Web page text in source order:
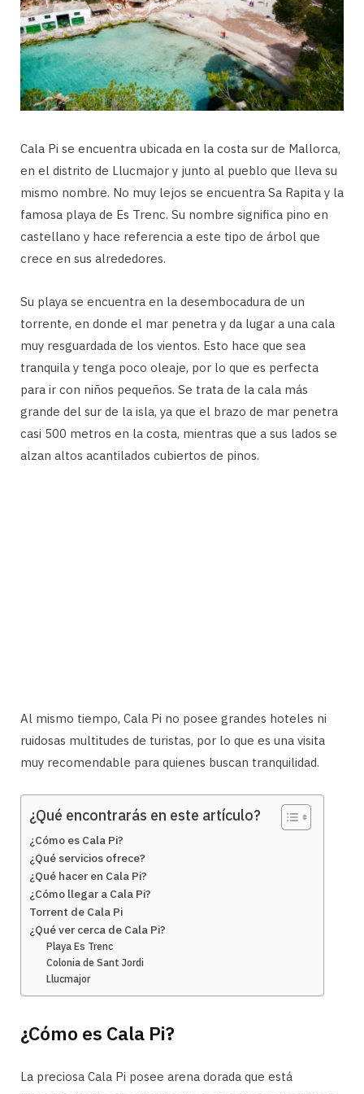
Cala Pi se encuentra ubicada en la costa sur de Mallorca,
en el distrito de Llucmajor y junto al pueblo que lleva su
mismo nombre. No muy lejos se encuentra Sa Rapita y la
famosa playa de Es Trenc. Su nombre significa pino en
castellano y hace referencia a este tipo de árbol que
crece en sus alrededores.
Su playa se encuentra en la desembocadura de un
torrente, en donde el mar penetra y da lugar a una cala
muy resguardada de los vientos. Esto hace que sea
tranquila y tenga poco oleaje, por lo que es perfecta
para ir con niños pequeños. Se trata de la cala más
grande del sur de la isla, ya que el brazo de mar penetra
casi 500 metros en la costa, mientras que a sus lados se
alzan altos acantilados cubiertos de pinos.
Al mismo tiempo, Cala Pi no posee grandes hoteles ni
ruidosas multitudes de turistas, por lo que es una visita
muy recomendable para quienes buscan tranquilidad.
¿Qué encontrarás en este artículo?
¿Cómo es Cala Pi?
¿Qué servicios ofrece?
¿Qué hacer en Cala Pi?
¿Cómo llegar a Cala Pi?
Torrent de Cala Pi
¿Qué ver cerca de Cala Pi?
Playa Es Trenc
Colonia de Sant Jordi
Llucmajor
¿Cómo es Cala Pi?
La preciosa Cala Pi posee arena dorada que está